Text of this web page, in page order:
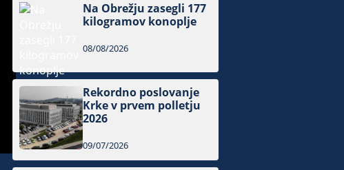
Na Obrežju zasegli 177
kilogramov konoplje
08/08/2026
Rekordno poslovanje
Krke v prvem polletju
2026
09/07/2026